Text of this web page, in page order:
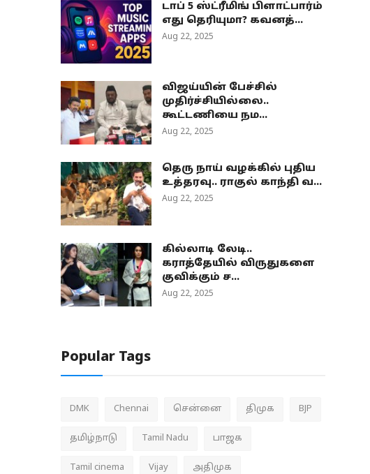
டாப் 5 ஸ்ட்ரீமிங் பிளாட்பார்ம்
எது தெரியுமா? கவனத்...
Aug 22, 2025
விஜய்யின் பேச்சில்
முதிர்ச்சியில்லை..
கூட்டணியை நம...
Aug 22, 2025
தெரு நாய் வழக்கில் புதிய
உத்தரவு.. ராகுல் காந்தி வ...
Aug 22, 2025
கில்லாடி லேடி..
கராத்தேயில் விருதுகளை
குவிக்கும் ச...
Aug 22, 2025
Popular Tags
DMK Chennai சென்னை திமுக BJP
தமிழ்நாடு Tamil Nadu பாஜக
Tamil cinema Vijay அதிமுக